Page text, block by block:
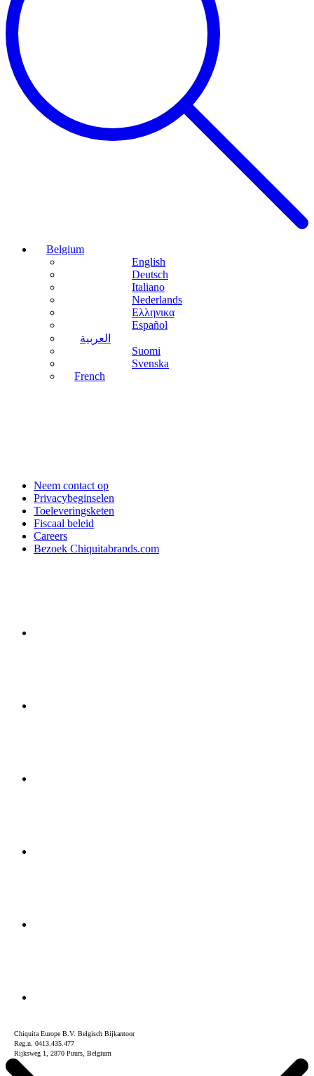
Belgium
English
Deutsch
Italiano
Nederlands
Ελληνικα
Español
العربية
Suomi
Svenska
French
Neem contact op
Privacybeginselen
Toeleveringsketen
Fiscaal beleid
Careers
Bezoek Chiquitabrands.com
Chiquita Europe B.V. Belgisch Bijkantoor
Reg.n. 0413.435.477
Rijksweg 1, 2870 Puurs, Belgium